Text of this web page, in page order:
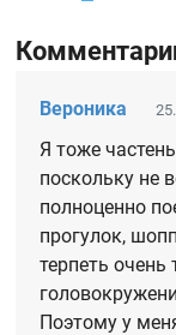
Вероника
Я тоже
поскольку не
полноценно
прогулок,
терпеть очень
Поэтому у